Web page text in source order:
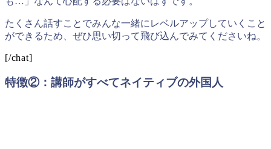
たくさん話すことでみんな一緒にレベルアップしていくこと
ができるため、ぜひ思い切って飛び込んでみてくださいね。
[/chat]
特徴②：講師がすべてネイティブの外国人